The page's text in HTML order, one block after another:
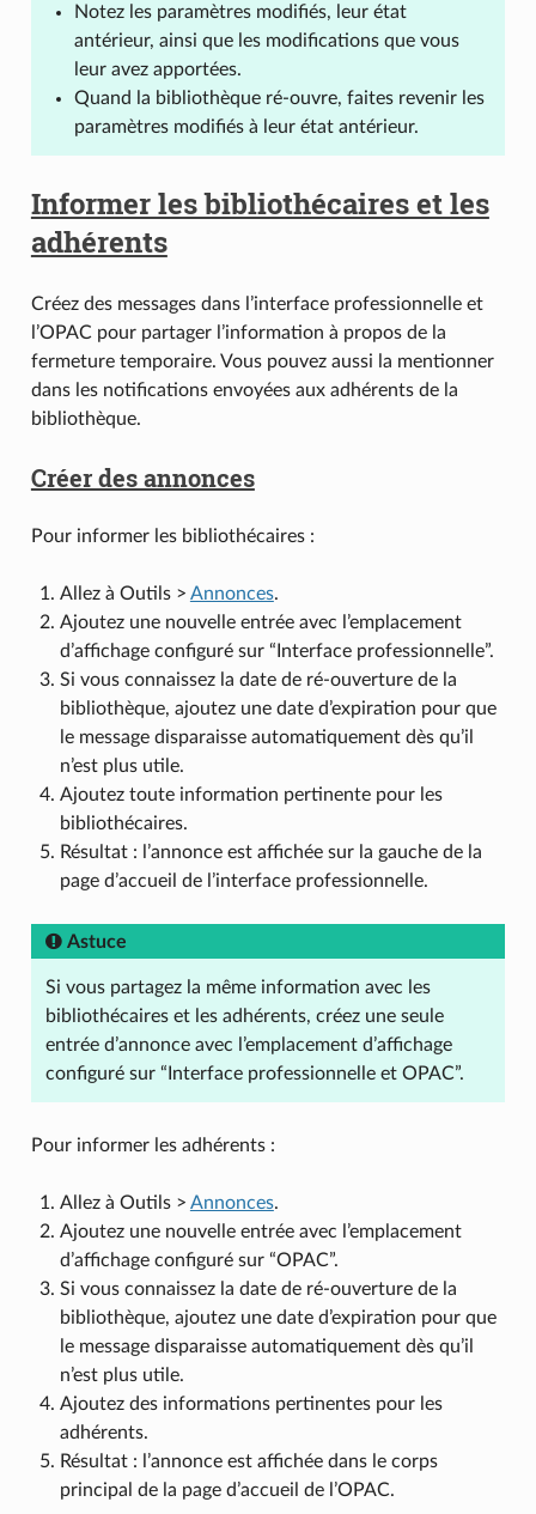
Notez les paramètres modifiés, leur état
antérieur, ainsi que les modifications que vous
leur avez apportées.
Quand la bibliothèque ré-ouvre, faites revenir les
paramètres modifiés à leur état antérieur.
Informer les bibliothécaires et les
adhérents
Créez des messages dans l’interface professionnelle et
l’OPAC pour partager l’information à propos de la
fermeture temporaire. Vous pouvez aussi la mentionner
dans les notifications envoyées aux adhérents de la
bibliothèque.
Créer des annonces
Pour informer les bibliothécaires :
Allez à Outils > Annonces.
Ajoutez une nouvelle entrée avec l’emplacement
d’affichage configuré sur “Interface professionnelle”.
Si vous connaissez la date de ré-ouverture de la
bibliothèque, ajoutez une date d’expiration pour que
le message disparaisse automatiquement dès qu’il
n’est plus utile.
Ajoutez toute information pertinente pour les
bibliothécaires.
Résultat : l’annonce est affichée sur la gauche de la
page d’accueil de l’interface professionnelle.
Astuce
Si vous partagez la même information avec les
bibliothécaires et les adhérents, créez une seule
entrée d’annonce avec l’emplacement d’affichage
configuré sur “Interface professionnelle et OPAC”.
Pour informer les adhérents :
Allez à Outils > Annonces.
Ajoutez une nouvelle entrée avec l’emplacement
d’affichage configuré sur “OPAC”.
Si vous connaissez la date de ré-ouverture de la
bibliothèque, ajoutez une date d’expiration pour que
le message disparaisse automatiquement dès qu’il
n’est plus utile.
Ajoutez des informations pertinentes pour les
adhérents.
Résultat : l’annonce est affichée dans le corps
principal de la page d’accueil de l’OPAC.